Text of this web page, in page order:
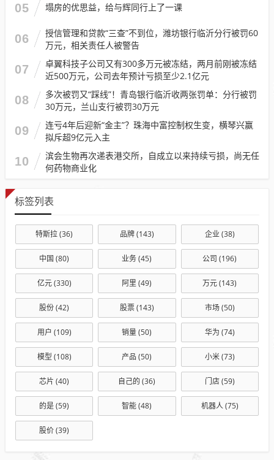
05 塌房的优思益，给与辉同行上了一课
06
授信管理和贷款“三查”不到位，潍坊银行临沂分行被罚60
万元，相关责任人被警告
07
卓翼科技子公司又有300多万元被冻结，两月前刚被冻结
近500万元，公司去年预计亏损至少2.1亿元
08
多次被罚又“踩线”！青岛银行临沂收两张罚单：分行被罚
30万元，兰山支行被罚30万元
09
连亏4年后迎新“金主”？珠海中富控制权生变，横琴兴赢
拟斥超9亿元入主
10
滨会生物再次递表港交所，自成立以来持续亏损，尚无任
何药物商业化
标签列表
特斯拉(36) 品牌(143) 企业(38)
中国 (80) 业务(45) 公司 (196)
亿元(330) 阿里 (49) 万元(143)
股份(42) 股票(143) 市场(50)
用户 (109) 销量(50) 华为 (74)
模型 (108) 产品 (50) 小米(73)
芯片 (40) 自己的 (36) 门店(59)
的是(59) 智能(48) 机器人(75)
股价(39)